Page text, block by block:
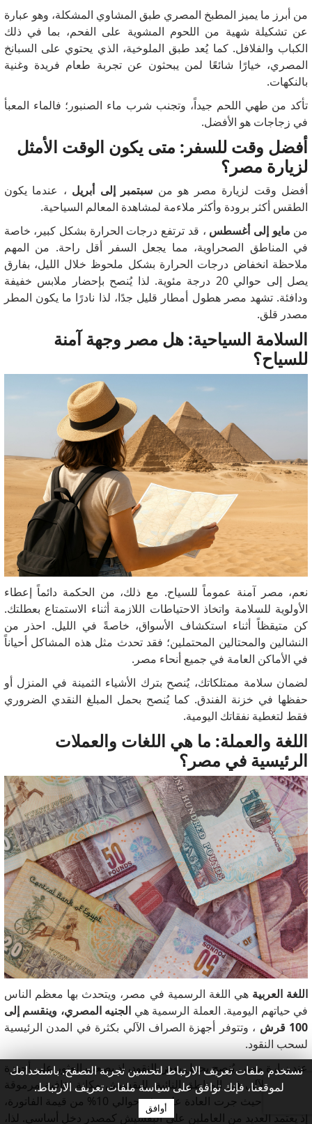
من أبرز ما يميز المطبخ المصري طبق المشاوي المشكلة، وهو عبارة
عن تشكيلة شهية من اللحوم المشوية على الفحم، بما في ذلك
الكباب والفلافل. كما يُعد طبق الملوخية، الذي يحتوي على السبانخ
المصري، خيارًا شائعًا لمن يبحثون عن تجربة طعام فريدة وغنية
بالنكهات.
تأكد من طهي اللحم جيداً، وتجنب شرب ماء الصنبور؛ فالماء المعبأ
في زجاجات هو الأفضل.
أفضل وقت للسفر: متى يكون الوقت الأمثل
لزيارة مصر؟
أفضل وقت لزيارة مصر هو من سبتمبر إلى أبريل ، عندما يكون
الطقس أكثر برودة وأكثر ملاءمة لمشاهدة المعالم السياحية.
من مايو إلى أغسطس ، قد ترتفع درجات الحرارة بشكل كبير، خاصة
في المناطق الصحراوية، مما يجعل السفر أقل راحة. من المهم
ملاحظة انخفاض درجات الحرارة بشكل ملحوظ خلال الليل، بفارق
يصل إلى حوالي 20 درجة مئوية. لذا يُنصح بإحضار ملابس خفيفة
ودافئة. تشهد مصر هطول أمطار قليل جدًا، لذا نادرًا ما يكون المطر
مصدر قلق.
السلامة السياحية: هل مصر وجهة آمنة
للسياح؟
نعم، مصر آمنة عموماً للسياح. مع ذلك، من الحكمة دائماً إعطاء
الأولوية للسلامة واتخاذ الاحتياطات اللازمة أثناء الاستمتاع بعطلتك.
كن متيقظاً أثناء استكشاف الأسواق، خاصةً في الليل. احذر من
النشالين والمحتالين المحتملين؛ فقد تحدث مثل هذه المشاكل أحياناً
في الأماكن العامة في جميع أنحاء مصر.
لضمان سلامة ممتلكاتك، يُنصح بترك الأشياء الثمينة في المنزل أو
حفظها في خزنة الفندق. كما يُنصح بحمل المبلغ النقدي الضروري
فقط لتغطية نفقاتك اليومية.
اللغة والعملة: ما هي اللغات والعملات
الرئيسية في مصر؟
اللغة العربية هي اللغة الرسمية في مصر، ويتحدث بها معظم الناس
في حياتهم اليومية. العملة الرسمية هي الجنيه المصري، وينقسم إلى
100 قرش
، وتتوفر أجهزة الصراف الآلي بكثرة في المدن الرئيسية
لسحب النقود.
عند زيارة مصر، يُنصح بحمل بعض النقود، إذ يصعب العثور على أجهزة
الصراف الآلي في المناطق النائية. للبقشيش مكانة ثقافية مرموقة
في مصر، حيث جرت العادة على دفع حوالي 10% من قيمة الفاتورة،
إذ يعتمد العديد من العاملين على البقشيش كمصدر دخل أساسي. لذا،
نستخدم ملفات تعريف الارتباط لتحسين تجربة التصفح. باستخدامك
لموقعنا، فإنك توافق على سياسة ملفات تعريف الارتباط.
أوافق